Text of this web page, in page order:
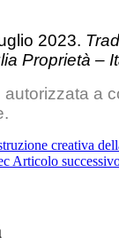
2023.
Proprietà –
a
creativa
Articolo